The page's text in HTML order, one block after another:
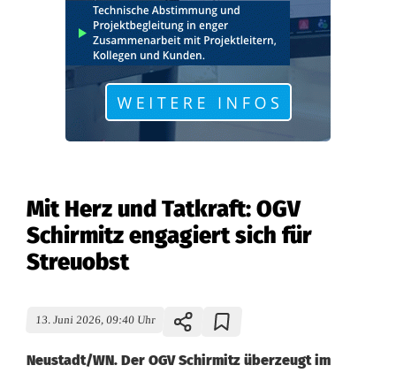
Mit Herz und Tatkraft: OGV
Schirmitz engagiert sich für
Streuobst
13. Juni 2026, 09:40 Uhr
Neustadt/WN. Der OGV Schirmitz überzeugt im